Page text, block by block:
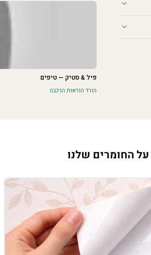
פיל & סטיק — טיפים
הורד הוראות הרכבה
על החומרים שלנו